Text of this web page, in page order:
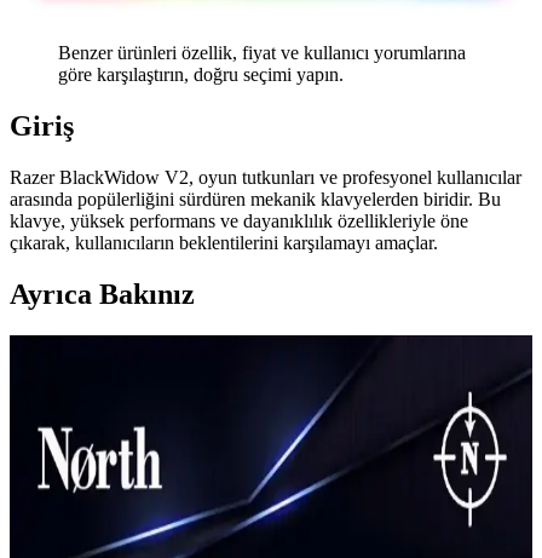
Benzer ürünleri özellik, fiyat ve kullanıcı yorumlarına
göre karşılaştırın, doğru seçimi yapın.
Giriş
Razer BlackWidow V2, oyun tutkunları ve profesyonel kullanıcılar
arasında popülerliğini sürdüren mekanik klavyelerden biridir. Bu
klavye, yüksek performans ve dayanıklılık özellikleriyle öne
çıkarak, kullanıcıların beklentilerini karşılamayı amaçlar.
Ayrıca Bakınız
Klavye Tasarımında Gasket Yapısının Yükselişi ve
Gasket yapısı, klavye tasarımında titreşim ve ses yalıtımını artıran
yeniliklerle, daha konforlu ve dayanıklı mekanik klavyelerin
temelini atıyor. Bu yapı, kullanıcıların deneyimini iyileştiriyor ve
teknolojide yeni bir dönemi başlatıyor.